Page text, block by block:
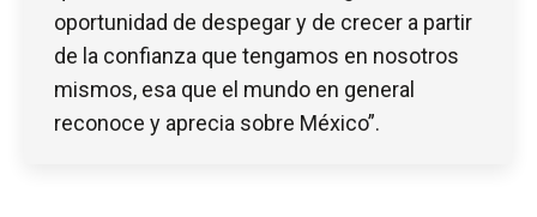
oportunidad de despegar y de crecer a partir
de la confianza que tengamos en nosotros
mismos, esa que el mundo en general
reconoce y aprecia sobre México”.